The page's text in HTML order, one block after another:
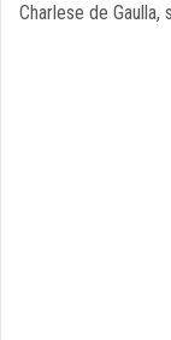
Charlese de